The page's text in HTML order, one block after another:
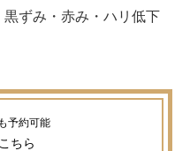
黒ずみ・赤み・ハリ低下
ちら